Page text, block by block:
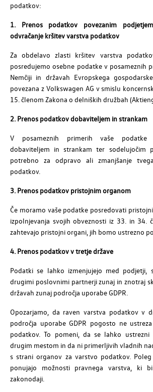
podatkov:
1. Prenos podatkov povezanim
odvračanje kršitev varstva podatkov
Za obdelavo zlasti kršitev varstva
posredujemo osebne podatke v posameznih
Nemčiji in državah Evropskega
povezana z Volkswagen AG v smislu
15. členom Zakona o delniških družbah
2. Prenos podatkov dobaviteljem in strankam
V posameznih primerih vaše podatke
dobaviteljem in strankam ter sodelujočim
potrebno za odpravo ali zmanjšanje
podatkov.
3. Prenos podatkov pristojnim organom
Če moramo vaše podatke posredovati
izpolnjevanja svojih obveznosti iz 33. in 34.
zahtevajo pristojni organi, jih bomo ustrezno
4. Prenos podatkov v tretje države
Podatki se lahko izmenjujejo med podjetji,
drugimi poslovnimi partnerji zunaj in znotraj
državah zunaj področja uporabe GDPR.
Opozarjamo, da raven varstva podatkov v
področja uporabe GDPR pogosto ne
podatkov. To pomeni, da se lahko ustrezni
drugim mestom in da ni primerljivih vladnih
s strani organov za varstvo podatkov.
ponujajo možnosti pravnega varstva, ki
zakonodaji.